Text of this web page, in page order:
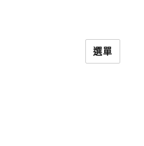
選單